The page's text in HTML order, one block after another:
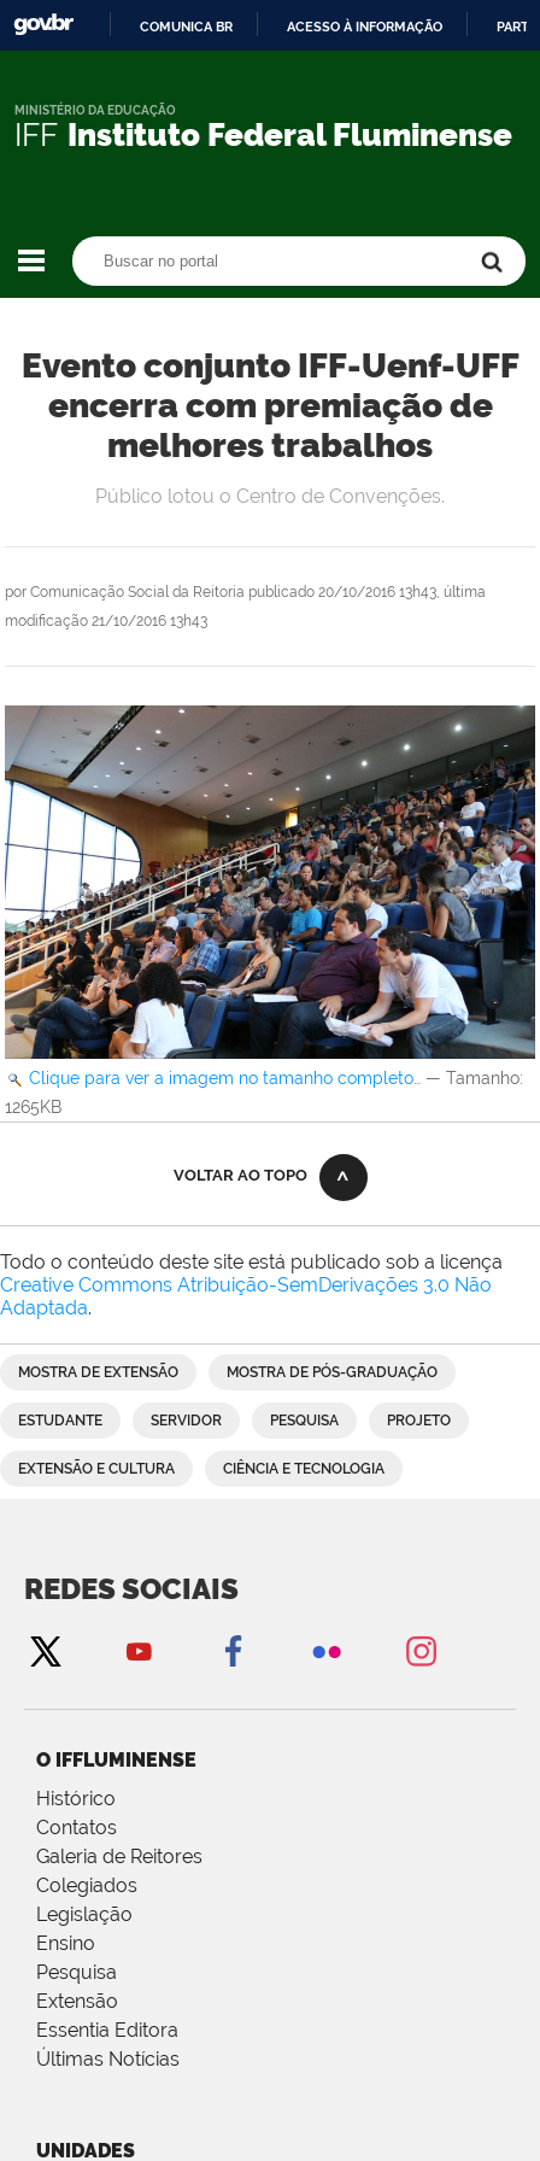
CONTEÚDO
COMUNICA BR ACESSO À INFORMAÇÃO
IFF Instituto Federal Fluminense
MINISTÉRIO DA EDUCAÇÃO
Evento conjunto IFF-Uenf-UFF
encerra com premiação de
melhores trabalhos
por Comunicação Social da Reitoria publicado 20/10/2016 13h43, última
modificação 21/10/2016 13h43
Público lotou o Centro de Convenções.
Clique para ver a imagem no tamanho completo… — Tamanho:
1265KB
VOLTAR AO TOPO
Todo o conteúdo deste site está publicado sob a licença
Creative Commons Atribuição-SemDerivações 3.0 Não
Adaptada.
MOSTRA DE EXTENSÃO MOSTRA DE PÓS-GRADUAÇÃO
ESTUDANTE SERVIDOR PESQUISA PROJETO
EXTENSÃO E CULTURA CIÊNCIA E TECNOLOGIA
REDES SOCIAIS
O IFFLUMINENSE
Histórico
Contatos
Galeria de Reitores
Colegiados
Legislação
Ensino
Pesquisa
Extensão
Essentia Editora
Últimas Notícias
UNIDADES